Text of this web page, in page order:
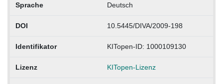
Sprache Deutsch
DOI 10.5445/DIVA/2009-198
Identifikator KITopen-ID: 1000109130
Lizenz KITopen-Lizenz